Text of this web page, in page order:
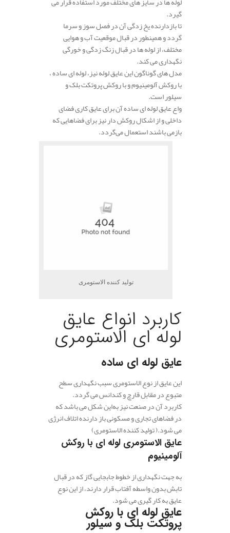
گیرد.
تا بازدارنده یخ زدگی آن در فصل سوز و سرما
گردد و همینطور در قبال موقعیت آب و هوایی
مختلف، از لوله ها در قبال زنگ زدگی و خورگی
نگهداری می کند.
مدل های گوناگون این عایق لوله نیز، لوله ای ساده ،
با روکش آلومینیوم و با روکش پروتکت بلک و
سیلور است.
واع عایق لوله ای ساده آن برای عایق کاری فضای
داخلی و از اشکال روکش دار نیز برای فضاهایی که
بازمی باشند استعمال می‌گردد.
تولید کننده الاستومری
کاربرد انواع عایق
لوله ای الاستومری
عایق لوله ای ساده
این عایق از نوع الاستومری سبب نگهداری سطح
متبوع در مقابل قارچ و کندانس می گردد.
کاربرد آن در صنعت نیز به‌این شکل می باشد که
در فضاهای تجاری و مسکونی باز دارنده اتلاف انرژی
می شود.( تولید کننده الاستومری)
عایق الاستومری لوله ای با روکش
آلومینیوم
به جهت نگهداری از خطوط جابجایی گاز که در قبال
تابش بدون واسطه آفتاب قرار دارند، از این نوع
عایق به کار گیری می شود.
عایق لوله ای با روکش
پروتکت بلک و سیلور